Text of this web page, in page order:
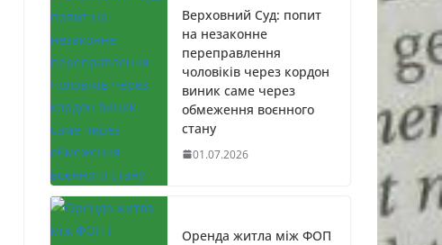
Верховний Суд: попит
на незаконне
переправлення
чоловіків через кордон
виник саме через
обмеження воєнного
стану
01.07.2026
Оренда житла між ФОП